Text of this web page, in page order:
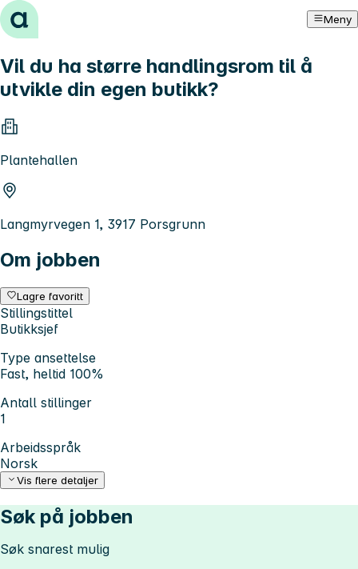
Hopp til innhold Meny
Vil du ha større handlingsrom til å
utvikle din egen butikk?
Plantehallen
Langmyrvegen 1, 3917 Porsgrunn
Om jobben
Lagre favoritt
Stillingstittel
Butikksjef
Type ansettelse
Fast, heltid 100%
Antall stillinger
1
Arbeidsspråk
Norsk
Vis flere detaljer
Søk på jobben
Søk snarest mulig